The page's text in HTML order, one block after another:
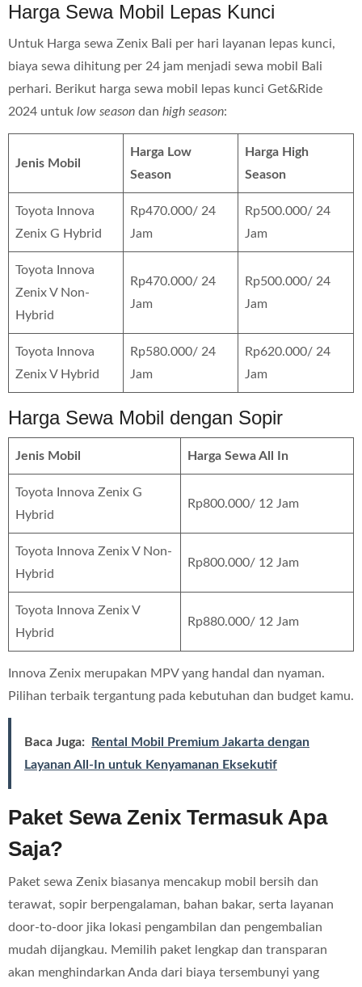
Harga Sewa Mobil Lepas Kunci
Untuk Harga sewa Zenix Bali per hari layanan lepas kunci,
biaya sewa dihitung per 24 jam menjadi sewa mobil Bali
perhari. Berikut harga sewa mobil lepas kunci Get&Ride
2024 untuk low season dan high season:
Jenis Mobil
Harga Low
Season
Harga High
Season
Toyota Innova
Zenix G Hybrid
Rp470.000/ 24
Jam
Rp500.000/ 24
Jam
Toyota Innova
Zenix V Non-
Hybrid
Rp470.000/ 24
Jam
Rp500.000/ 24
Jam
Toyota Innova
Zenix V Hybrid
Rp580.000/ 24
Jam
Rp620.000/ 24
Jam
Harga Sewa Mobil dengan Sopir
Jenis Mobil Harga Sewa All In
Toyota Innova Zenix G
Hybrid
Rp800.000/ 12 Jam
Toyota Innova Zenix V Non-
Hybrid
Rp800.000/ 12 Jam
Toyota Innova Zenix V
Hybrid
Rp880.000/ 12 Jam
Innova Zenix merupakan MPV yang handal dan nyaman.
Pilihan terbaik tergantung pada kebutuhan dan budget kamu.
Baca Juga:
Rental Mobil Premium Jakarta dengan
Layanan All-In untuk Kenyamanan Eksekutif
Paket Sewa Zenix Termasuk Apa
Saja?
Paket sewa Zenix biasanya mencakup mobil bersih dan
terawat, sopir berpengalaman, bahan bakar, serta layanan
door-to-door jika lokasi pengambilan dan pengembalian
mudah dijangkau. Memilih paket lengkap dan transparan
akan menghindarkan Anda dari biaya tersembunyi yang